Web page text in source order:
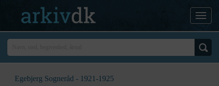
Egebjerg Sogneråd - 1921-1925